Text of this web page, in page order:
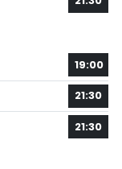
19:00
21:30
21:30